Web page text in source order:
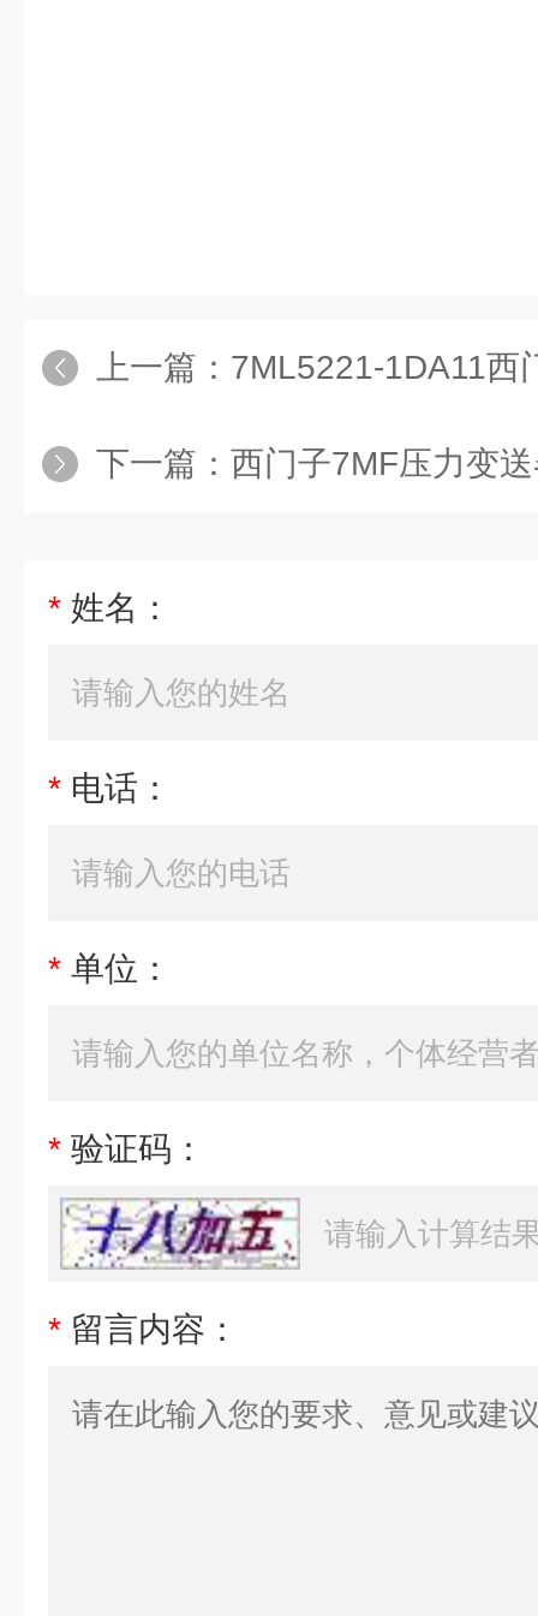
上一篇： 7ML5221-1DA11西门子
下一篇： 西门子7MF压力变送器
* 姓名：
* 电话：
* 单位：
* 验证码：
* 留言内容：